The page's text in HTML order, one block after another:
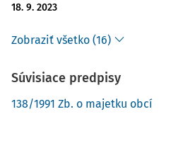
18. 9. 2023
Zobraziť všetko (16)
Súvisiace predpisy
138/1991 Zb. o majetku obcí